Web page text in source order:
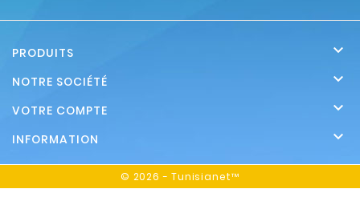
PRODUITS 
NOTRE SOCIÉTÉ 
VOTRE COMPTE 
INFORMATION 
© 2026 - Tunisianet™